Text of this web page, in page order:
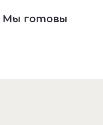
Мы готовы